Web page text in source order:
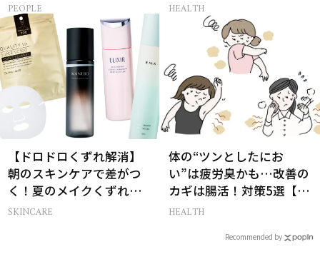
PEOPLE HEALTH
【ドロドロくずれ解消】
朝のスキンケアで差がつ
く！夏のメイクくずれ防
止術
SKINCARE
体の“ツンとしたにお
い”は疲労臭かも…改善の
カギは腸活！対策5選【医
師監修】
HEALTH
Recommended by